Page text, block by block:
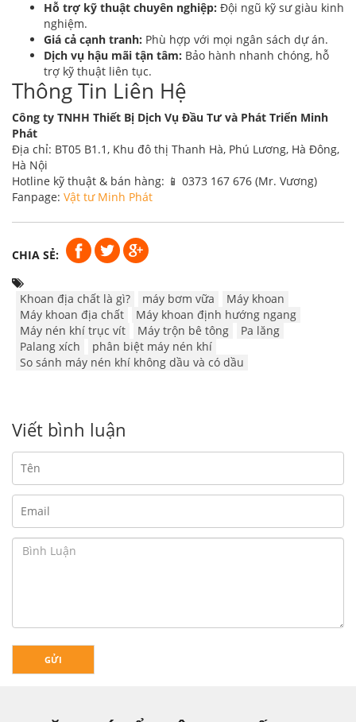
Hỗ trợ kỹ thuật chuyên nghiệp: Đội ngũ kỹ sư giàu kinh
nghiệm.
Giá cả cạnh tranh: Phù hợp với mọi ngân sách dự án.
Dịch vụ hậu mãi tận tâm: Bảo hành nhanh chóng, hỗ
trợ kỹ thuật liên tục.
Thông Tin Liên Hệ
Công ty TNHH Thiết Bị Dịch Vụ Đầu Tư và Phát Triển Minh
Phát
Địa chỉ: BT05 B1.1, Khu đô thị Thanh Hà, Phú Lương, Hà Đông,
Hà Nội
Hotline kỹ thuật & bán hàng: 📱 0373 167 676 (Mr. Vương)
Fanpage: Vật tư Minh Phát
CHIA SẺ:
Khoan địa chất là gì? máy bơm vữa
Máy khoan
Máy khoan địa chất
Máy khoan định hướng ngang
Máy nén khí trục vít
Máy trộn bê tông
Pa lăng
Palang xích
phân biệt máy nén khí
So sánh máy nén khí không dầu và có dầu
Viết bình luận
GỬI